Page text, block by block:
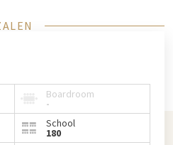
Boardroom
-
School
180